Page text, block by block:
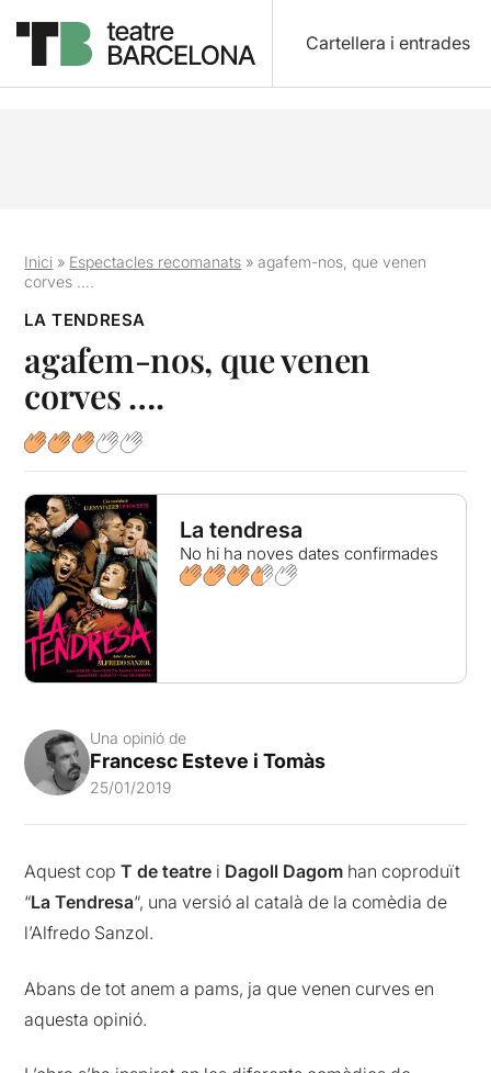
Cartellera i entrades
Inici » Espectacles recomanats »agafem-nos, que venen
corves ….
LA TENDRESA
agafem-nos, que venen
corves ….
La tendresa
No hi ha noves dates confirmades
Una opinió de
Francesc Esteve i Tomàs
25/01/2019
Aquest copT de teatre i Dagoll Dagom han coproduït
“La Tendresa“, una versió al català de la comèdia de
l’Alfredo Sanzol.
Abans de tot anem a pams, ja que venen curves en
aquesta opinió.